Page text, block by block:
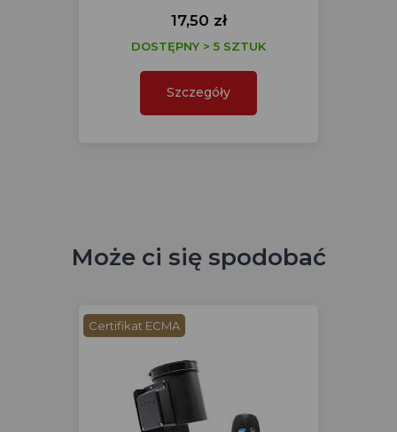
17,50 zł
DOSTĘPNY > 5 SZTUK
Szczegóły
Może ci się spodobać
Certifikat ECMA